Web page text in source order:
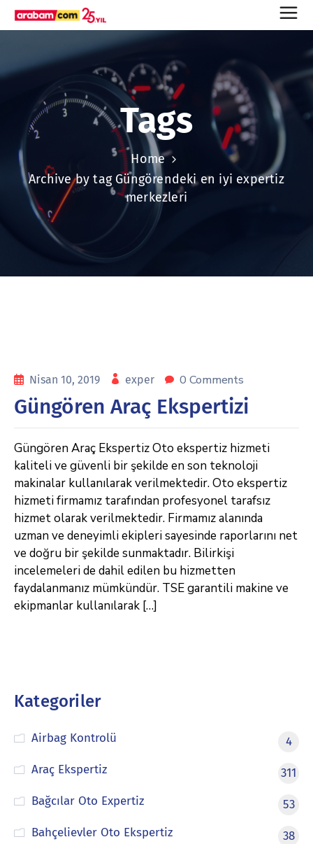
Tags
Home
Archive by tag Güngörendeki en iyi expertiz
merkezleri
Nisan 10, 2019 exper 0 Comments
Güngören Araç Ekspertizi
Güngören Araç Ekspertiz Oto ekspertiz hizmeti
kaliteli ve güvenli bir şekilde en son teknoloji
makinalar kullanılarak verilmektedir. Oto ekspertiz
hizmeti firmamız tarafından profesyonel tarafsız
hizmet olarak verilmektedir. Firmamız alanında
uzman ve deneyimli ekipleri sayesinde raporlarını net
ve doğru bir şekilde sunmaktadır. Bilirkişi
incelemeleri de dahil edilen bu hizmetten
faydalanmanız mümkündür. TSE garantili makine ve
ekipmanlar kullanılarak […]
Kategoriler
Airbag Kontrolü
4
Araç Ekspertiz
311
Bağcılar Oto Expertiz
53
Bahçelievler Oto Ekspertiz
38